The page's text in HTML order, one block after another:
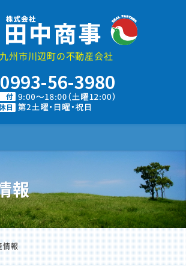
事
州市川辺町の不動産会社
報
情報